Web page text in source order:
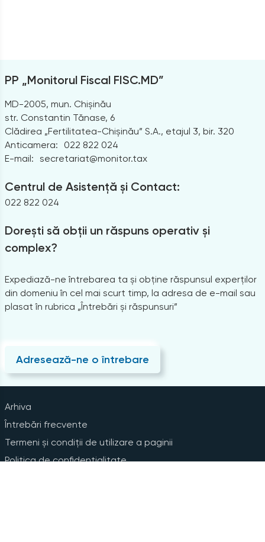
PP „Monitorul Fiscal FISC.MD”
MD-2005, mun. Chișinău
str. Constantin Tănase, 6
Clădirea „Fertilitatea-Chișinău” S.A., etajul 3, bir. 320
Anticamera:
022 822 024
E-mail: secretariat@monitor.tax
Centrul de Asistență și Contact:
022 822 024
Dorești să obții un răspuns operativ și
complex?
Expediază-ne întrebarea ta și obține răspunsul experților
din domeniu în cel mai scurt timp, la adresa de e-mail sau
plasat în rubrica „Întrebări și răspunsuri”
Adresează-ne o întrebare
Arhiva
Întrebări frecvente
Termeni și condiții de utilizare a paginii
Politica de confidențialitate